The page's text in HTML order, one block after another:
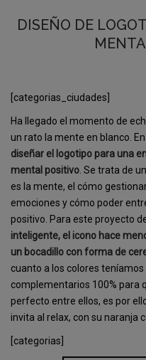
DISEÑO DE
[categorias_ciudades]
Ha llegado el momento de
un rato la mente en blanco.
diseñar el logotipo para una
mental positivo. Se trata de
es la mente, el cómo
emociones y cómo poder
positivo. Para este proyecto
inteligente, el icono hace
un bocadillo con forma de
cuanto a los colores
complementarios 100% para
perfecto entre ellos, es por
invita al relax, con su naranja
[categorias]